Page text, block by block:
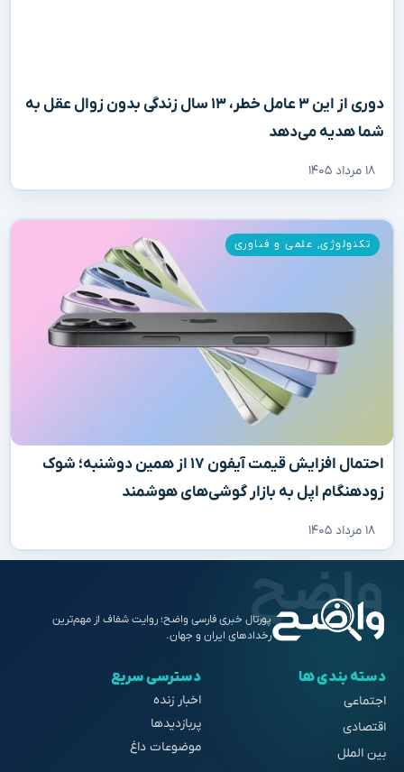
دوری از این ۳ عامل خطر، ۱۳ سال زندگی بدون زوال عقل به
شما هدیه می‌دهد
۱۸ مرداد ۱۴۰۵
احتمال افزایش قیمت آیفون ۱۷ از همین دوشنبه؛ شوک
زودهنگام اپل به بازار گوشی‌های هوشمند
۱۸ مرداد ۱۴۰۵
تکنولوژی, علمی و فناوری
پورتال خبری فارسی واضح؛ روایت شفاف از مهم‌ترین
رخدادهای ایران و جهان.
دسته بندی ها
اجتماعی
اقتصادی
بین الملل
دسترسی سریع
اخبار زنده
پربازدیدها
موضوعات داغ